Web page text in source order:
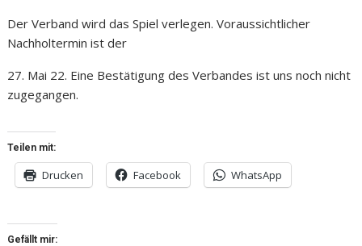
Der Verband wird das Spiel verlegen. Voraussichtlicher
Nachholtermin ist der
27. Mai 22. Eine Bestätigung des Verbandes ist uns noch nicht
zugegangen.
Teilen mit:
Drucken Facebook WhatsApp
Gefällt mir: